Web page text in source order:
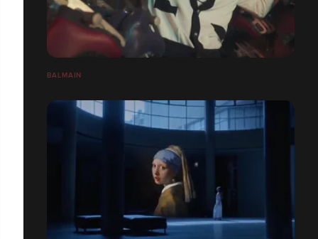
BALMAIN